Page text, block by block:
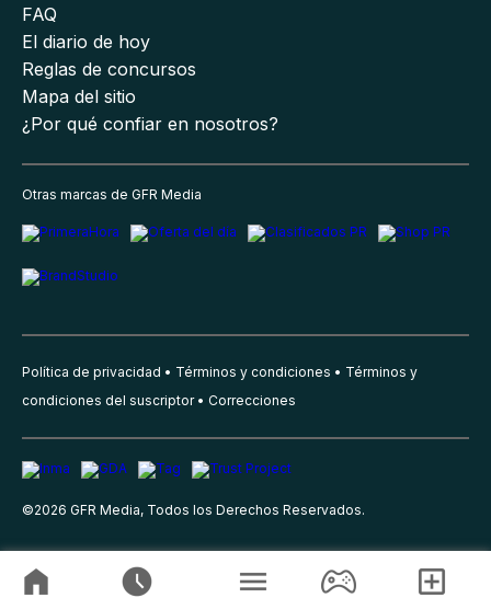
FAQ
El diario de hoy
Reglas de concursos
Mapa del sitio
¿Por qué confiar en nosotros?
Otras marcas de GFR Media
Política de privacidad Términos y condiciones
Términos y
condiciones del suscriptor
Correcciones
©2026 GFR Media, Todos los Derechos Reservados.